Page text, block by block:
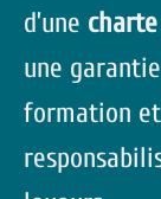
d’une
une
formation